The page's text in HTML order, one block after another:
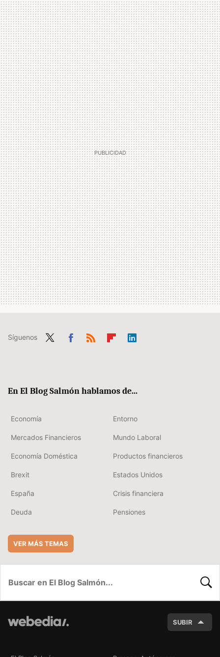
Síguenos
En El Blog Salmón hablamos de...
Economía Entorno
Mercados Financieros Mundo Laboral
Economía Doméstica Productos financieros
Brexit Estados Unidos
España Crisis financiera
Deuda Pensiones
VER MÁS TEMAS
SUBIR